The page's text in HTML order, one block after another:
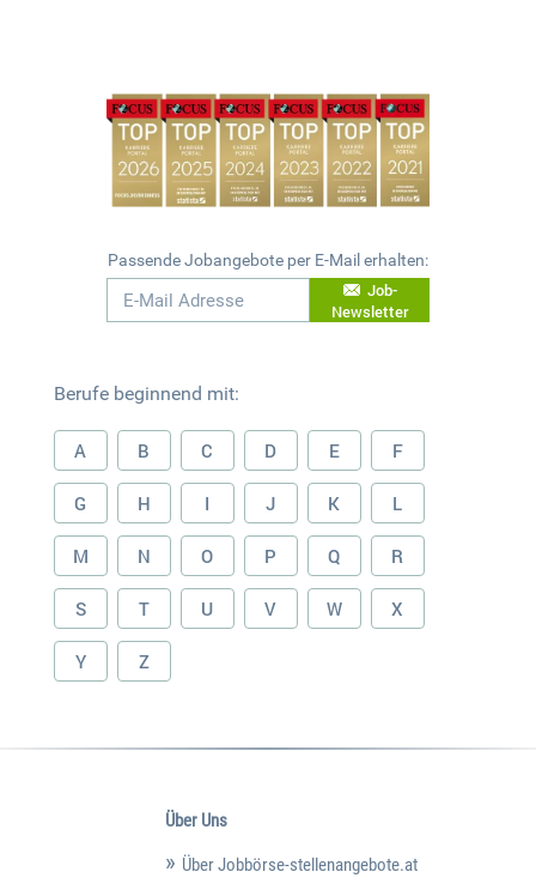
Passende Jobangebote per E-Mail erhalten:
Job-
Newsletter
Berufe beginnend mit:
A B C D E F
G H I J K L
M N O P Q R
S T U V W X
Y Z
Über Uns
Über Jobbörse-stellenangebote.at